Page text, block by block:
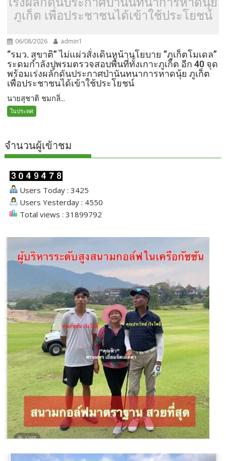
ภูเก็ต เพื่อประชาชนได้เข้าใช้ประโยชน์
06/08/2026 admin1
“รมว. สุขาติ” ไม่แผ่วสั่งเดินหน้านโยบาย “ภูเก็ตโมเดล”
ระดมกำลังปูพรมตรวจสอบพื้นที่ทั้งเกาะภูเก็ต อีก 40 จุด
พร้อมเร่งผลักดันประกาศป่านันทนาการหาดนุ้ย ภูเก็ต
เพื่อประชาชนได้เข้าใช้ประโยชน์
นายสุชาติ ชมกลิ่...
ในประทศ
จำนวนผู้เข้าชม
Users Today : 3425
Users Yesterday : 4550
Total views : 31899792